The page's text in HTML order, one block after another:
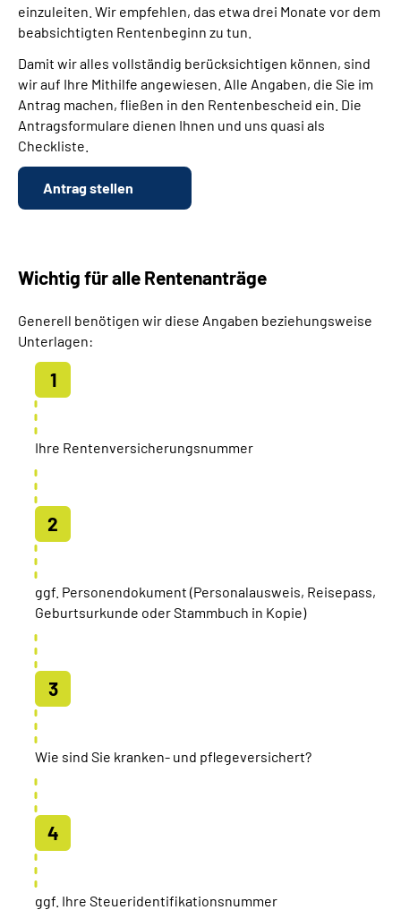
einzuleiten. Wir empfehlen, das etwa drei Monate vor dem
beabsichtigten Rentenbeginn zu tun.
Damit wir alles vollständig berücksichtigen können, sind
wir auf Ihre Mithilfe angewiesen. Alle Angaben, die Sie im
Antrag machen, fließen in den Rentenbescheid ein. Die
Antragsformulare dienen Ihnen und uns quasi als
Checkliste.
Antrag stellen
Wichtig für alle Rentenanträge
Generell benötigen wir diese Angaben beziehungsweise
Unterlagen:
Ihre Rentenversicherungsnummer
ggf. Personendokument (Personalausweis, Reisepass,
Geburtsurkunde oder Stammbuch in Kopie)
Wie sind Sie kranken- und pflegeversichert?
ggf. Ihre Steueridentifikationsnummer